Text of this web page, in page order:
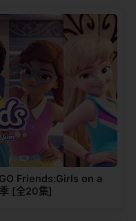
Friends:Girls on a
[全20集]